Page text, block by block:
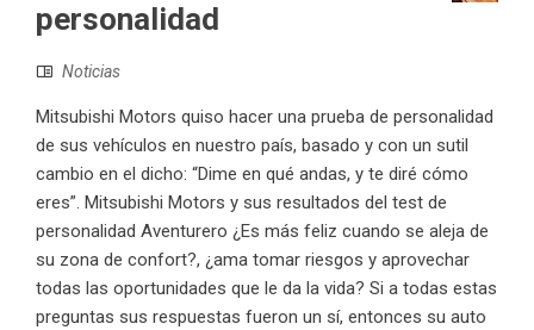
personalidad
Noticias
Mitsubishi Motors quiso hacer una prueba de personalidad
de sus vehículos en nuestro país, basado y con un sutil
cambio en el dicho: “Dime en qué andas, y te diré cómo
eres”. Mitsubishi Motors y sus resultados del test de
personalidad Aventurero ¿Es más feliz cuando se aleja de
su zona de confort?, ¿ama tomar riesgos y aprovechar
todas las oportunidades que le da la vida? Si a todas estas
preguntas sus respuestas fueron un sí, entonces su auto